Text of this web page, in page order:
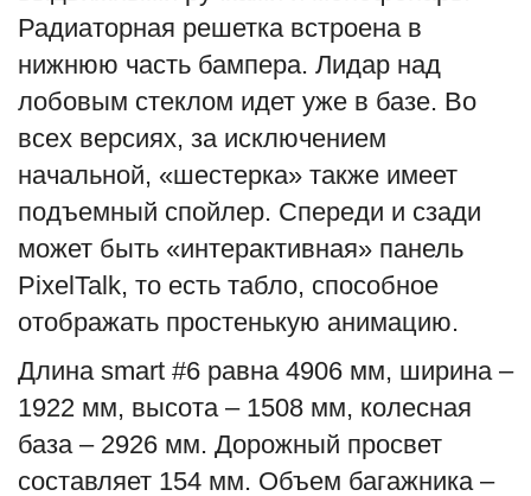
Радиаторная решетка встроена в
нижнюю часть бампера. Лидар над
лобовым стеклом идет уже в базе. Во
всех версиях, за исключением
начальной, «шестерка» также имеет
подъемный спойлер. Спереди и сзади
может быть «интерактивная» панель
PixelTalk, то есть табло, способное
отображать простенькую анимацию.
Длина smart #6 равна 4906 мм, ширина –
1922 мм, высота – 1508 мм, колесная
база – 2926 мм. Дорожный просвет
составляет 154 мм. Объем багажника –